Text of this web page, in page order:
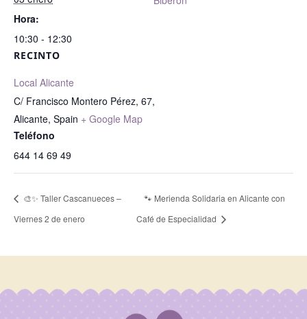
Hora:
10:30 - 12:30
RECINTO
Local Alicante
C/ Francisco Montero Pérez, 67,
Alicante, Spain + Google Map
Teléfono
644 14 69 49
🎨✨ Taller Cascanueces –
Viernes 2 de enero
🐾 Merienda Solidaria en Alicante con
Café de Especialidad